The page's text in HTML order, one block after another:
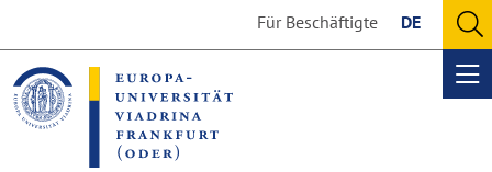
the
content
section
the
footer
section
Für Beschäftigte DE